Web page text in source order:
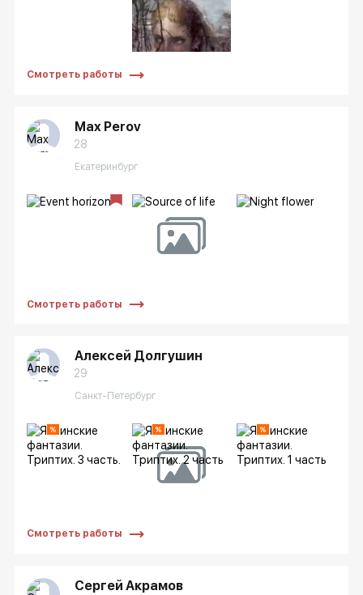
Смотреть работы
Max Perov
28
Екатеринбург
Смотреть работы
Алексей Долгушин
29
Санкт-Петербург
Смотреть работы
Сергей Акрамов